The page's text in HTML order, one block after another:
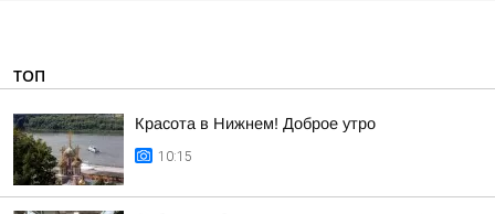
ТОП
Красота в Нижнем! Доброе утро
10:15